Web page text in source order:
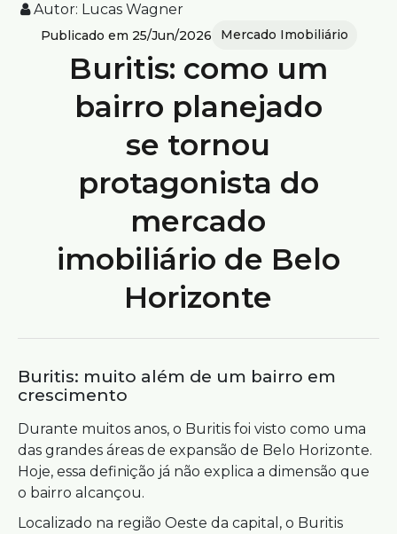
Buritis: como um
bairro planejado
se tornou
protagonista do
mercado
imobiliário de Belo
Horizonte
Publicado em 25/Jun/2026 Mercado Imobiliário
Autor: Lucas Wagner
Buritis: muito além de um bairro em
crescimento
Durante muitos anos, o Buritis foi visto como uma
das grandes áreas de expansão de Belo Horizonte.
Hoje, essa definição já não explica a dimensão que
o bairro alcançou.
Localizado na região Oeste da capital, o Buritis